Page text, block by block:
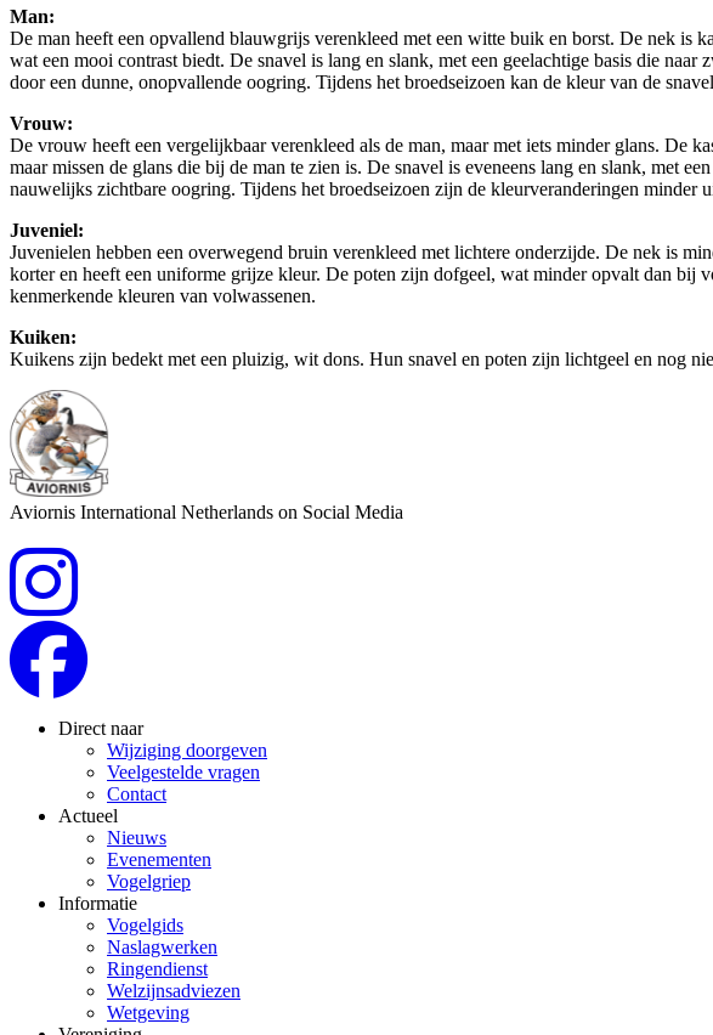
Man:
De man heeft een opvallend blauwgrijs verenkleed met een witte buik en borst. De nek is
wat een mooi contrast biedt. De snavel is lang en slank, met een geelachtige basis die
door een dunne, onopvallende oogring. Tijdens het broedseizoen kan de kleur van de
Vrouw:
De vrouw heeft een vergelijkbaar verenkleed als de man, maar met iets minder glans. De
maar missen de glans die bij de man te zien is. De snavel is eveneens lang en slank, met
nauwelijks zichtbare oogring. Tijdens het broedseizoen zijn de kleurveranderingen minder
Juveniel:
Juvenielen hebben een overwegend bruin verenkleed met lichtere onderzijde. De nek is
korter en heeft een uniforme grijze kleur. De poten zijn dofgeel, wat minder opvalt dan bij
kenmerkende kleuren van volwassenen.
Kuiken:
Kuikens zijn bedekt met een pluizig, wit dons. Hun snavel en poten zijn lichtgeel en nog
Aviornis International Netherlands on Social Media
Direct naar
Wijziging doorgeven
Veelgestelde vragen
Contact
Actueel
Nieuws
Evenementen
Vogelgriep
Informatie
Vogelgids
Naslagwerken
Ringendienst
Welzijnsadviezen
Wetgeving